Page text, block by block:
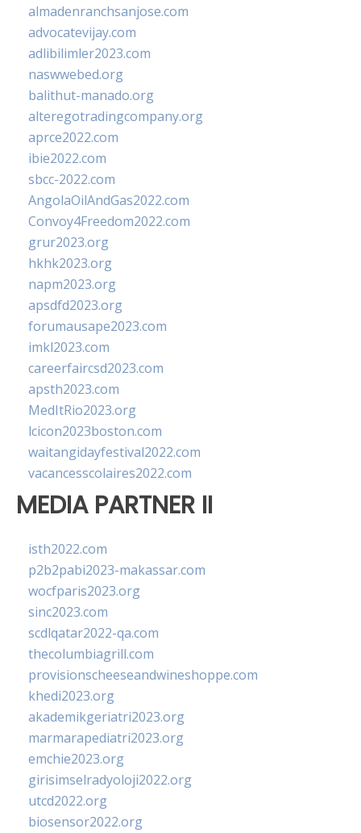
almadenranchsanjose.com
advocatevijay.com
adlibilimler2023.com
naswwebed.org
balithut-manado.org
alteregotradingcompany.org
aprce2022.com
ibie2022.com
sbcc-2022.com
AngolaOilAndGas2022.com
Convoy4Freedom2022.com
grur2023.org
hkhk2023.org
napm2023.org
apsdfd2023.org
forumausape2023.com
imkl2023.com
careerfaircsd2023.com
apsth2023.com
MedItRio2023.org
lcicon2023boston.com
waitangidayfestival2022.com
vacancesscolaires2022.com
MEDIA PARTNER II
isth2022.com
p2b2pabi2023-makassar.com
wocfparis2023.org
sinc2023.com
scdlqatar2022-qa.com
thecolumbiagrill.com
provisionscheeseandwineshoppe.com
khedi2023.org
akademikgeriatri2023.org
marmarapediatri2023.org
emchie2023.org
girisimselradyoloji2022.org
utcd2022.org
biosensor2022.org